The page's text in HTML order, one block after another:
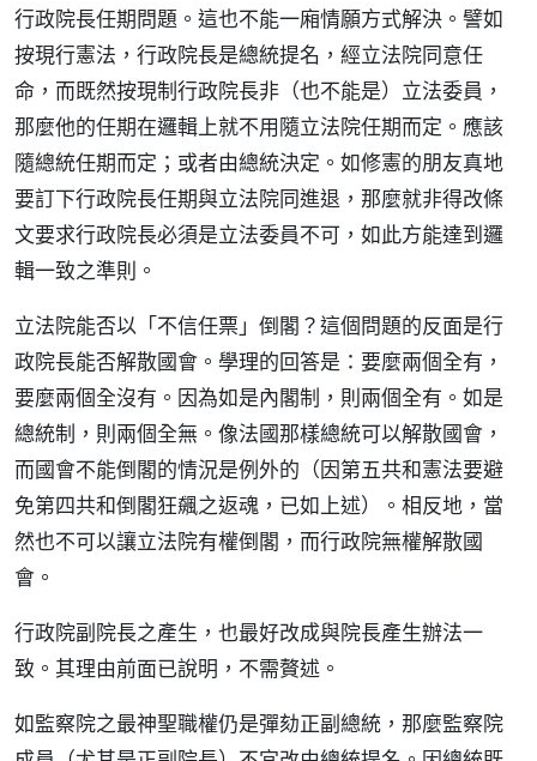
行政院長任期問題。這也不能一廂情願方式解決。譬如
按現行憲法，行政院長是總統提名，經立法院同意任
命，而既然按現制行政院長非（也不能是）立法委員，
那麼他的任期在邏輯上就不用隨立法院任期而定。應該
隨總統任期而定；或者由總統決定。如修憲的朋友真地
要訂下行政院長任期與立法院同進退，那麼就非得改條
文要求行政院長必須是立法委員不可，如此方能達到邏
輯一致之準則。
立法院能否以「不信任票」倒閣？這個問題的反面是行
政院長能否解散國會。學理的回答是：要麼兩個全有，
要麼兩個全沒有。因為如是內閣制，則兩個全有。如是
總統制，則兩個全無。像法國那樣總統可以解散國會，
而國會不能倒閣的情況是例外的（因第五共和憲法要避
免第四共和倒閣狂飆之返魂，已如上述）。相反地，當
然也不可以讓立法院有權倒閣，而行政院無權解散國
會。
行政院副院長之產生，也最好改成與院長產生辦法一
致。其理由前面已說明，不需贅述。
如監察院之最神聖職權仍是彈劾正副總統，那麼監察院